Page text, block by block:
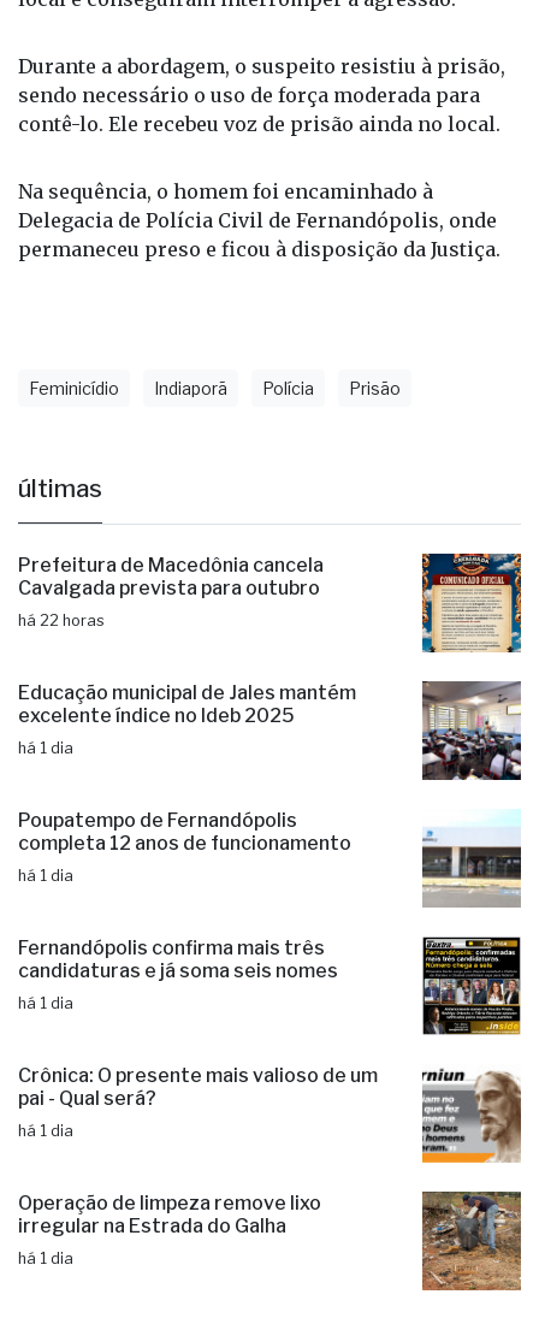
Durante a abordagem, o suspeito resistiu à prisão,
sendo necessário o uso de força moderada para
contê-lo. Ele recebeu voz de prisão ainda no local.
Na sequência, o homem foi encaminhado à
Delegacia de Polícia Civil de Fernandópolis, onde
permaneceu preso e ficou à disposição da Justiça.
Feminicídio Indiaporã Polícia Prisão
últimas
Prefeitura de Macedônia cancela
Cavalgada prevista para outubro
há 22 horas
Educação municipal de Jales mantém
excelente índice no Ideb 2025
há 1 dia
Poupatempo de Fernandópolis
completa 12 anos de funcionamento
há 1 dia
Fernandópolis confirma mais três
candidaturas e já soma seis nomes
há 1 dia
Crônica: O presente mais valioso de um
pai - Qual será?
há 1 dia
Operação de limpeza remove lixo
irregular na Estrada do Galha
há 1 dia